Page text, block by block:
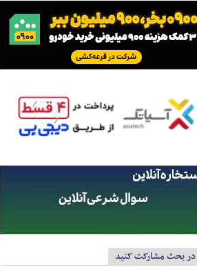
در بحث مشارکت کنید